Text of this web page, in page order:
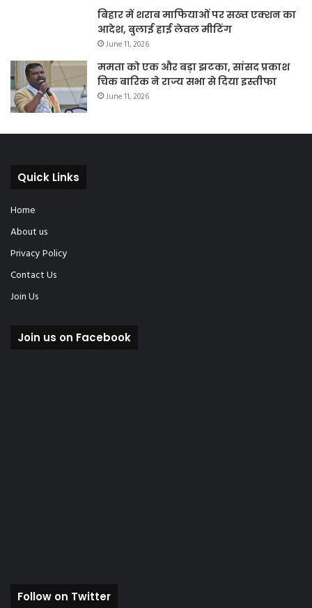
बिहार में शराब माफियाओं पर सख्त एक्शन का
आदेश, बुलाई हाई लेवल मीटिंग
June 11, 2026
ममता को एक और बड़ा झटका, सांसद प्रकाश
चिक बारिक ने राज्य सभा से दिया इस्तीफा
June 11, 2026
Quick Links
Home
About us
Privacy Policy
Contact Us
Join Us
Join us on Facebook
Follow on Twitter